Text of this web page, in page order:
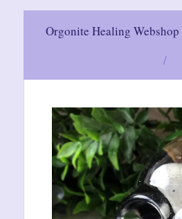
Orgonite Healing Webshop